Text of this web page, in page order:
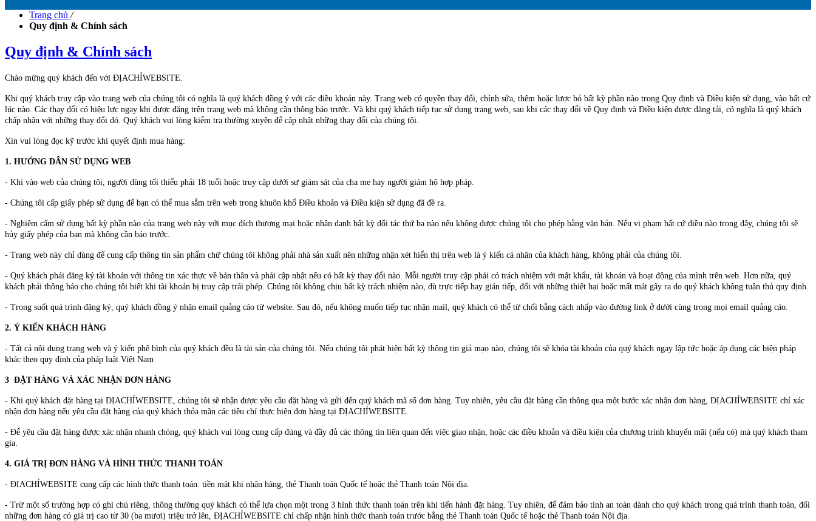
Trang chủ /
Quy định & Chính sách
Quy định & Chính sách
Chào mừng quý khách đến với ĐỊACHỈWEBSITE.
Khi quý khách truy cập vào trang web của chúng tôi có nghĩa là quý khách đồng ý với các điều khoản này. Trang web có quyền thay đổi, chỉnh sửa, thêm hoặc lược bỏ bất kỳ phần nào trong Quy định và Điều kiện sử dụng, vào bất cứ
lúc nào. Các thay đổi có hiệu lực ngay khi được đăng trên trang web mà không cần thông báo trước. Và khi quý khách tiếp tục sử dụng trang web, sau khi các thay đổi về Quy định và Điều kiện được đăng tải, có nghĩa là quý khách
chấp nhận với những thay đổi đó. Quý khách vui lòng kiểm tra thường xuyên để cập nhật những thay đổi của chúng tôi.
Xin vui lòng đọc kỹ trước khi quyết định mua hàng:
1. HƯỚNG DẪN SỬ DỤNG WEB
- Khi vào web của chúng tôi, người dùng tối thiểu phải 18 tuổi hoặc truy cập dưới sự giám sát của cha mẹ hay người giám hộ hợp pháp.
- Chúng tôi cấp giấy phép sử dụng để bạn có thể mua sắm trên web trong khuôn khổ Điều khoản và Điều kiện sử dụng đã đề ra.
- Nghiêm cấm sử dụng bất kỳ phần nào của trang web này với mục đích thương mại hoặc nhân danh bất kỳ đối tác thứ ba nào nếu không được chúng tôi cho phép bằng văn bản. Nếu vi phạm bất cứ điều nào trong đây, chúng tôi sẽ
hủy giấy phép của bạn mà không cần báo trước.
- Trang web này chỉ dùng để cung cấp thông tin sản phẩm chứ chúng tôi không phải nhà sản xuất nên những nhận xét hiển thị trên web là ý kiến cá nhân của khách hàng, không phải của chúng tôi.
- Quý khách phải đăng ký tài khoản với thông tin xác thực về bản thân và phải cập nhật nếu có bất kỳ thay đổi nào. Mỗi người truy cập phải có trách nhiệm với mật khẩu, tài khoản và hoạt động của mình trên web. Hơn nữa, quý
khách phải thông báo cho chúng tôi biết khi tài khoản bị truy cập trái phép. Chúng tôi không chịu bất kỳ trách nhiệm nào, dù trực tiếp hay gián tiếp, đối với những thiệt hại hoặc mất mát gây ra do quý khách không tuân thủ quy định.
- Trong suốt quá trình đăng ký, quý khách đồng ý nhận email quảng cáo từ website. Sau đó, nếu không muốn tiếp tục nhận mail, quý khách có thể từ chối bằng cách nhấp vào đường link ở dưới cùng trong mọi email quảng cáo.
2. Ý KIẾN KHÁCH HÀNG
- Tất cả nội dung trang web và ý kiến phê bình của quý khách đều là tài sản của chúng tôi. Nếu chúng tôi phát hiện bất kỳ thông tin giả mạo nào, chúng tôi sẽ khóa tài khoản của quý khách ngay lập tức hoặc áp dụng các biện pháp
khác theo quy định của pháp luật Việt Nam
3 ĐẶT HÀNG VÀ XÁC NHẬN ĐƠN HÀNG
- Khi quý khách đặt hàng tại ĐỊACHỈWEBSITE, chúng tôi sẽ nhận được yêu cầu đặt hàng và gửi đến quý khách mã số đơn hàng. Tuy nhiên, yêu cầu đặt hàng cần thông qua một bước xác nhận đơn hàng, ĐỊACHỈWEBSITE chỉ xác
nhận đơn hàng nếu yêu cầu đặt hàng của quý khách thỏa mãn các tiêu chí thực hiện đơn hàng tại ĐỊACHỈWEBSITE.
- Để yêu cầu đặt hàng được xác nhận nhanh chóng, quý khách vui lòng cung cấp đúng và đầy đủ các thông tin liên quan đến việc giao nhận, hoặc các điều khoản và điều kiện của chương trình khuyến mãi (nếu có) mà quý khách tham
gia.
4. GIÁ TRỊ ĐƠN HÀNG VÀ HÌNH THỨC THANH TOÁN
- ĐỊACHỈWEBSITE cung cấp các hình thức thanh toán: tiền mặt khi nhận hàng, thẻ Thanh toán Quốc tế hoặc thẻ Thanh toán Nội địa.
- Trừ một số trường hợp có ghi chú riêng, thông thường quý khách có thể lựa chọn một trong 3 hình thức thanh toán trên khi tiến hành đặt hàng. Tuy nhiên, để đảm bảo tính an toàn dành cho quý khách trong quá trình thanh toán, đối
những đơn hàng có giá trị cao từ 30 (ba mươi) triệu trở lên, ĐỊACHỈWEBSITE chỉ chấp nhận hình thức thanh toán trước bằng thẻ Thanh toán Quốc tế hoặc thẻ Thanh toán Nội địa.